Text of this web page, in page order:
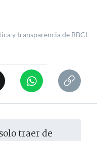
y transparencia de BBCL